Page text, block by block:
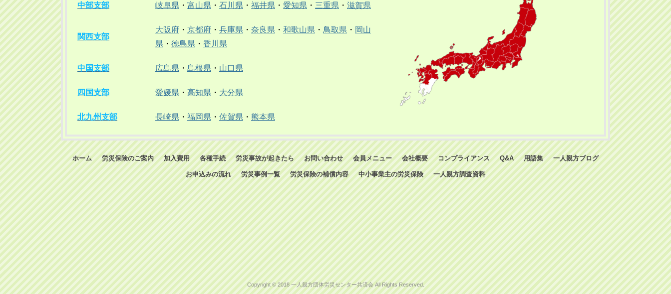
中部支部 岐阜県 ・ 富山県 ・ 石川県 ・ 福井県 ・ 愛知県 ・ 三重県 ・ 滋賀県
関西支部
大阪府 ・ 京都府 ・ 兵庫県 ・ 奈良県 ・ 和歌山県 ・ 鳥取県 ・ 岡山
県 ・ 徳島県 ・ 香川県
中国支部 広島県 ・ 島根県 ・ 山口県
四国支部 愛媛県 ・ 高知県 ・ 大分県
北九州支部 長崎県 ・ 福岡県 ・ 佐賀県 ・ 熊本県
ホーム 労災保険のご案内 加入費用 各種手続 労災事故が起きたら お問い合わせ 会員メニュー 会社概要 コンプライアンス Q&A 用語集 一人親方ブログ
お申込みの流れ 労災事例一覧 労災保険の補償内容 中小事業主の労災保険 一人親方調査資料
Copyright © 2018 一人親方団体労災センター共済会 All Rights Reserved.